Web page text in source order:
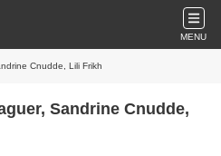
MENU
Cnudde, Lili Frikh